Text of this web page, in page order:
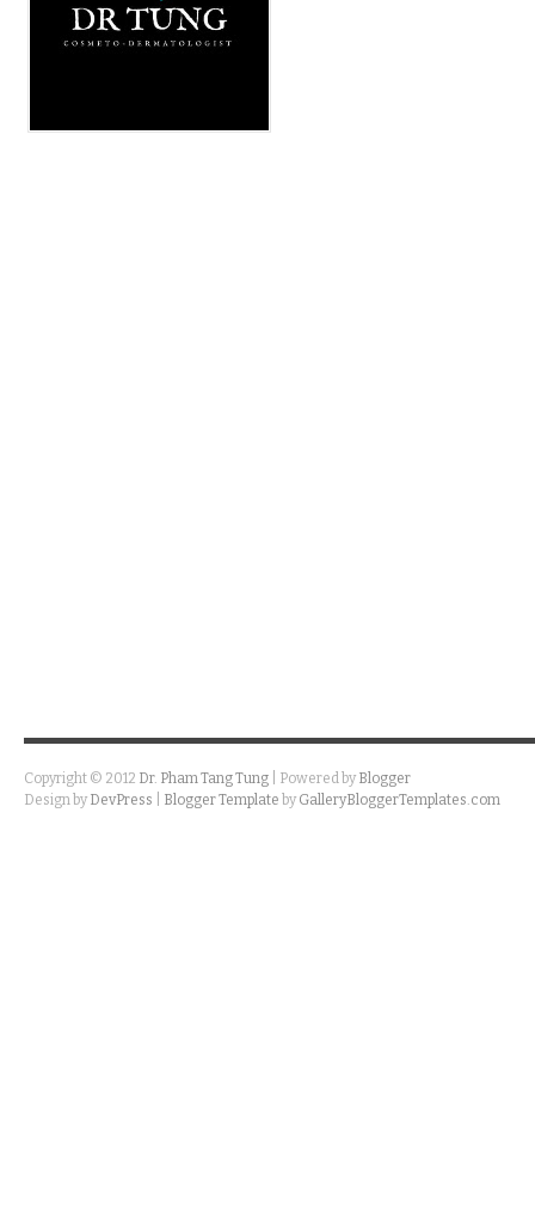
Copyright © 2012 Dr. Pham Tang Tung | Powered by Blogger
Design by DevPress Blogger Template by GalleryBloggerTemplates.com